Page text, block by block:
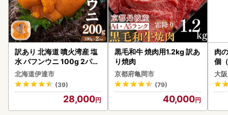
訳あり 北海道 噴火湾産 塩
水 バフンウニ 100g 2パッ
ク 計200g 《アフター保証
付き》うに ウニ 雲丹 海鮮
海の幸 魚介類 ウニ丼 お寿
司 濃厚 無添加 産地直送 お
取り寄せ 山村水産 送料無
北海道伊達市
(39)
28,000
黒毛和牛 焼肉用1.2kg 訳あ
り焼肉
京都府亀岡市
(79)
40,000
肉
個
ー
わ
大